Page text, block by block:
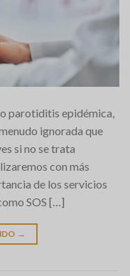
parotiditis epidémica,
ignorada que
si no se trata
con más
de los servicios
SOS […]
→